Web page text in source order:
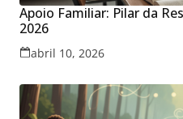
Apoio Familiar: Pilar da
2026
abril 10, 2026